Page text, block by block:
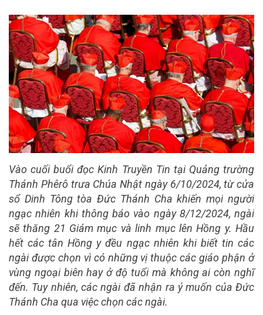
Vào cuối buổi đọc Kinh Truyền Tin tại Quảng trường
Thánh Phêrô trưa Chúa Nhật ngày 6/10/2024, từ cửa
sổ Dinh Tông tòa Đức Thánh Cha khiến mọi người
ngạc nhiên khi thông báo vào ngày 8/12/2024, ngài
sẽ thăng 21 Giám mục và linh mục lên Hồng y. Hầu
hết các tân Hồng y đều ngạc nhiên khi biết tin các
ngài được chọn vì có những vị thuộc các giáo phận ở
vùng ngoại biên hay ở độ tuổi mà không ai còn nghĩ
đến. Tuy nhiên, các ngài đã nhận ra ý muốn của Đức
Thánh Cha qua việc chọn các ngài.